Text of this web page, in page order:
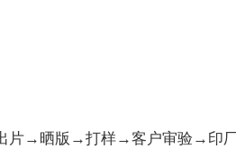
片→晒版→打样→客户审验→印